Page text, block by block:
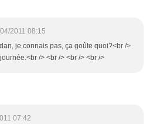
2011 08:15
je connais pas, ça goûte quoi?<br />
/> <br /> <br /> <br />
07:42